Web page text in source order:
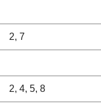
2, 7
2, 4, 5, 8